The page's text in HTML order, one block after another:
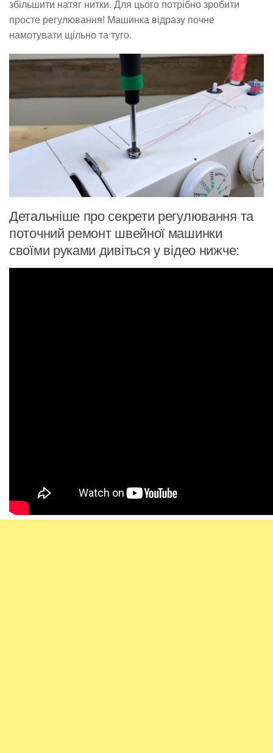
збільшити натяг нитки. Для цього потрібно зробити
просте регулювання! Машинка відразу почне
намотувати щільно та туго.
Детальніше про секрети регулювання та
поточний ремонт швейної машинки
своїми руками дивіться у відео нижче: